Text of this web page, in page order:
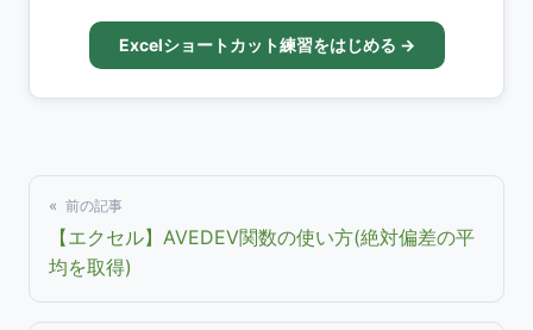
Excelショートカット練習をはじめる →
« 前の記事
【エクセル】AVEDEV関数の使い方(絶対偏差の平
均を取得)